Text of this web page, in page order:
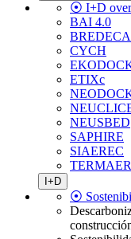
⦿ I+D
BAI 4.0
BREDECA
CYCH
ETIXc
NEUSBED
SAPHIRE
SIAEREC
I+D
⦿